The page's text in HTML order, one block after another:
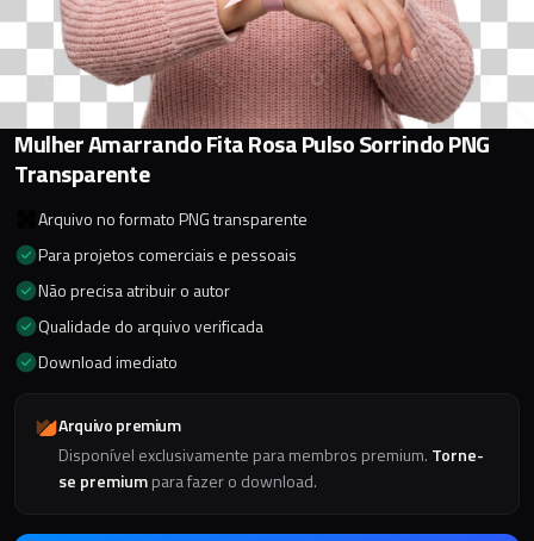
Mulher Amarrando Fita Rosa Pulso Sorrindo PNG
Transparente
Arquivo no formato PNG transparente
Para projetos comerciais e pessoais
Não precisa atribuir o autor
Qualidade do arquivo verificada
Download imediato
Arquivo premium
Disponível exclusivamente para membros premium. Torne-
se premiumpara fazer o download.